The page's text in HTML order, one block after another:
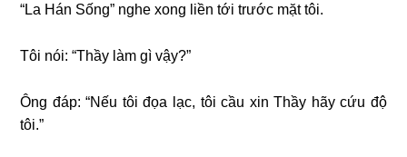
“La Hán Sống” nghe xong liền tới trước mặt tôi.
Tôi nói: “Thầy làm gì vậy?”
Ông đáp: “Nếu tôi đọa lạc, tôi cầu xin Thầy hãy cứu độ
tôi.”